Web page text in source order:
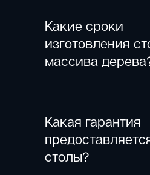
Какие сроки
изготовления
массива
Какая гарантия
столы?